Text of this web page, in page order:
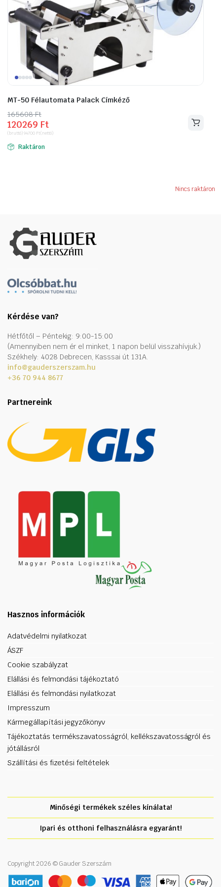
MT-50 Félautomata Palack Címkéző
165608Ft
Original
price
was:
165608 Ft.
120269 Ft
Current
price
is:
120269 Ft.
(bruttó)94700 Ft(nettó)
Raktáron
Nincs raktáron
Kérdése van?
Hétfőtől – Péntekig: 9:00-15:00
(Amennyiben nem ér el minket, 1 napon belül visszahívjuk.)
Székhely: 4028 Debrecen, Kasssai út 131A.
info@gauderszerszam.hu
+36 70 944 8677
Partnereink
Hasznos információk
Adatvédelmi nyilatkozat
ÁSZF
Cookie szabályzat
Elállási és felmondási tájékoztató
Elállási és felmondási nyilatkozat
Impresszum
Kármegállapítási jegyzőkönyv
Tájékoztatás termékszavatosságról, kellékszavatosságról és
jótállásról
Szállítási és fizetési feltételek
Minőségi termékek széles kínálata!
Ipari és otthoni felhasználásra egyaránt!
Copyright 2026 © Gauder Szerszám